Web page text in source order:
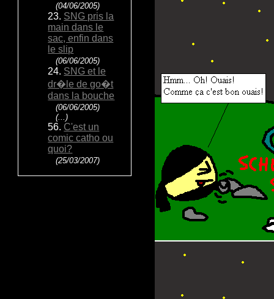
(04/06/2005)
23. SNG pris la
main dans le
sac, enfin dans
le slip
(06/06/2005)
24. SNG et le
dr�le de go�t
dans la bouche
(06/06/2005)
(...)
56. C'est un
comic catho ou
quoi?
(25/03/2007)